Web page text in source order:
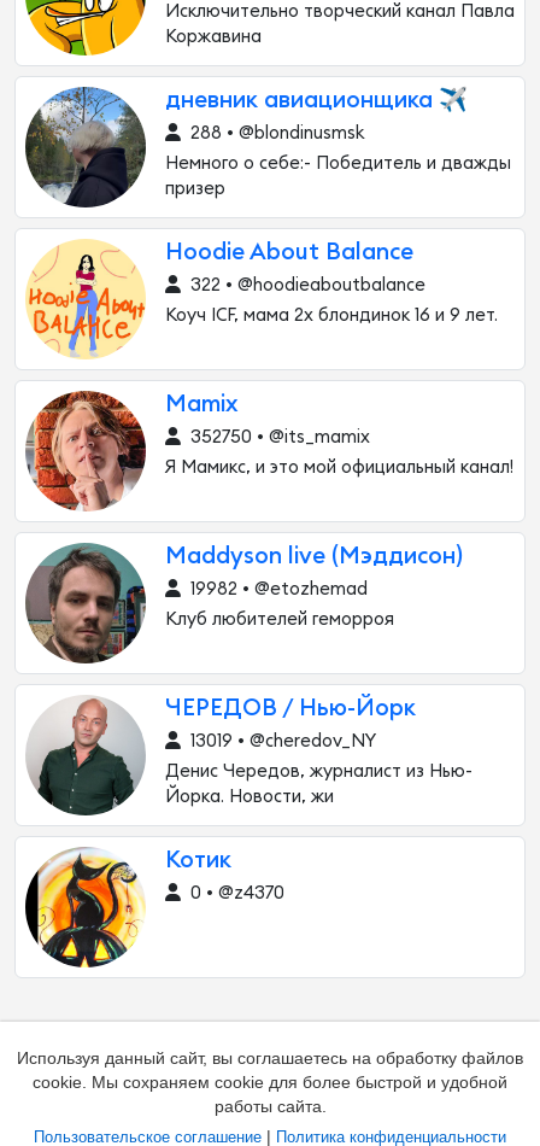
Исключительно творческий канал Павла
Коржавина
дневник авиационщика ✈️
288 • @blondinusmsk
Немного о себе:- Победитель и дважды
призер
Hoodie About Balance
322 • @hoodieaboutbalance
Коуч ICF, мама 2х блондинок 16 и 9 лет.
Mamix
352750 • @its_mamix
Я Мамикс, и это мой официальный канал!
Maddyson live (Мэддисон)
19982 • @etozhemad
Клуб любителей геморроя
ЧЕРЕДОВ / Нью-Йорк
13019 • @cheredov_NY
Денис Чередов, журналист из Нью-
Йорка. Новости, жи
Котик
0 • @z4370
Используя данный сайт, вы соглашаетесь на обработку файлов
cookie. Мы сохраняем cookie для более быстрой и удобной
работы сайта.
Пользовательское соглашение | Политика конфиденциальности